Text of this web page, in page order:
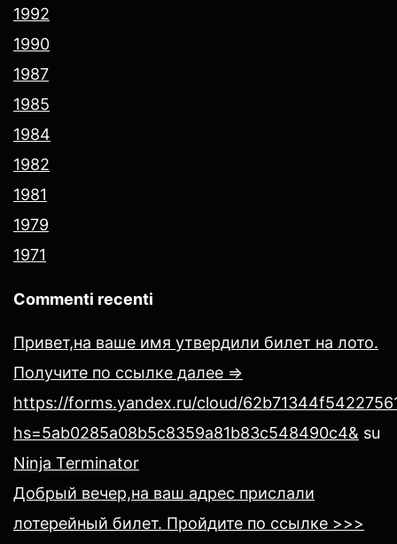
1992
1990
1987
1985
1984
1982
1981
1979
1971
Commenti recenti
Привет,на ваше имя утвердили билет на лото.
Получите по ссылке далее =>
https://forms.yandex.ru/cloud/
hs=5ab0285a08b5c8359a81b83c548490c4& su
Ninja Terminator
Добрый вечер,на ваш адрес прислали
лотерейный билет. Пройдите по ссылке >>>